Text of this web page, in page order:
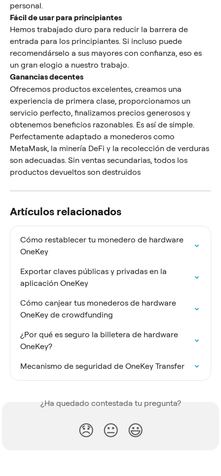
personal.
Fácil de usar para principiantes
Hemos trabajado duro para reducir la barrera de
entrada para los principiantes. Si incluso puede
recomendárselo a sus mayores con confianza, eso es
un gran elogio a nuestro trabajo.
Ganancias decentes
Ofrecemos productos excelentes, creamos una
experiencia de primera clase, proporcionamos un
servicio perfecto, finalizamos precios generosos y
obtenemos beneficios razonables. Es así de simple.
Perfectamente adaptado a monederos como
MetaMask, la minería DeFi y la recolección de verduras
son adecuadas. Sin ventas secundarias, todos los
productos devueltos son destruidos
Artículos relacionados
Cómo restablecer tu monedero de hardware
OneKey
Exportar claves públicas y privadas en la
aplicación OneKey
Cómo canjear tus monederos de hardware
OneKey de crowdfunding
¿Por qué es seguro la billetera de hardware
OneKey?
Mecanismo de seguridad de OneKey Transfer
¿Ha quedado contestada tu pregunta?
😞 😐 😃